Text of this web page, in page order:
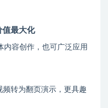
值最大化
内容创作，也可广泛应用
频转为翻页演示，更具趣